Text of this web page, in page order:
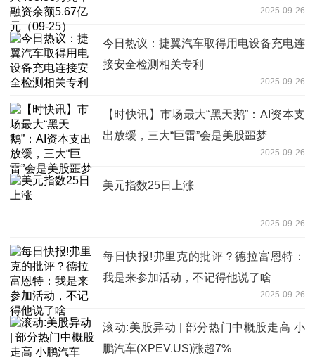
2025-09-26
今日热议：捷翼汽车取得用电设备充电连
接安全检测相关专利
2025-09-26
【时快讯】市场最大“黑天鹅”：AI资本支
出放缓，三大“巨雷”会是美股噩梦
2025-09-26
美元指数25日上涨
2025-09-26
每日快报!弗里克的批评？德拉富恩特：
我是来参加活动，不记得他说了啥
2025-09-26
滚动:美股异动 | 部分热门中概股走高 小
鹏汽车(XPEV.US)涨超7%